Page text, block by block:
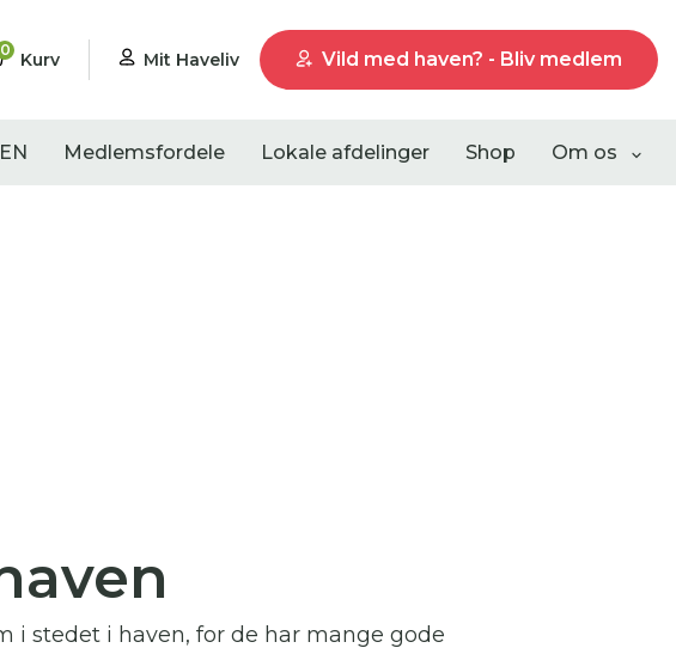
0 Kurv Mit Haveliv Vild med haven? - Bliv medlem
Medlemsfordele Lokale afdelinger Shop Om os
for at se
i stedet i haven, for de har mange gode